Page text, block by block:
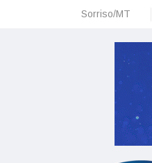
Sorriso/MT